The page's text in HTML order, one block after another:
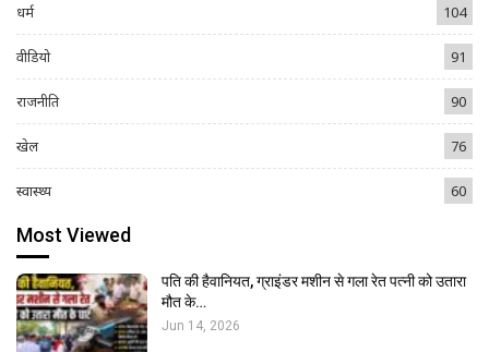
धर्म 104
वीडियो 91
राजनीति 90
खेल 76
स्वास्थ्य 60
Most Viewed
पति की हैवानियत, ग्राइंडर मशीन से गला रेत पत्नी को उतारा
मौत के…
Jun 14, 2026